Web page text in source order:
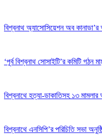
বিশ্বনাথ অ্যাসোসিয়েশন অব
‘পূর্ব বিশ্বনাথ সোসাইটি’র কমিটি
বিশ্বনাথে হত্যা-ডাকাতিসহ ১৩
বিশ্বনাথে এনসিপি’র পরিচিতি সভা